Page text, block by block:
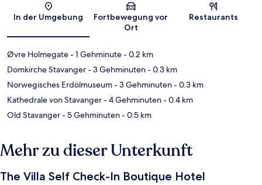
Karte
In der Umgebung
Fortbewegung vor
Ort
Restaurants
Øvre Holmegate- 1 Gehminute- 0.2 km
Domkirche Stavanger- 3 Gehminuten- 0.3 km
Norwegisches Erdölmuseum- 3 Gehminuten- 0.3 km
Kathedrale von Stavanger- 4 Gehminuten- 0.4 km
Old Stavanger- 5 Gehminuten- 0.5 km
Mehr zu dieser Unterkunft
The Villa Self Check-In Boutique Hotel